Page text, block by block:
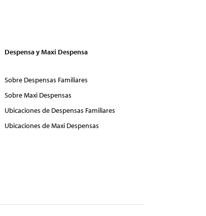
Despensa y Maxi Despensa
Sobre Despensas Familiares
Sobre Maxi Despensas
Ubicaciones de Despensas Familiares
Ubicaciones de Maxi Despensas